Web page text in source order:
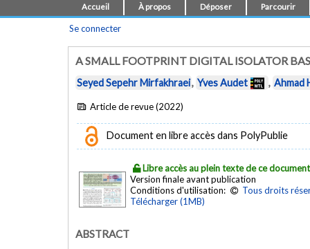
Accueil À propos Déposer Parcourir
Se connecter
A SMALL FOOTPRINT DIGITAL ISOLATOR
Seyed Sepehr Mirfakhraei, Yves Audet , Ahmad
Article de revue (2022)
Document en libre accès dans PolyPublie
Libre accès au plein texte de ce document
Version finale avant publication
Conditions d'utilisation:
Tous droits
Télécharger (1MB)
ABSTRACT